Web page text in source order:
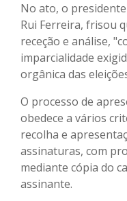
No ato, o
Rui Ferreira, frisou
receção e análise,
imparcialidade
orgânica das
O processo de
obedece a vários
recolha e
assinaturas, com
mediante cópia do
assinante.